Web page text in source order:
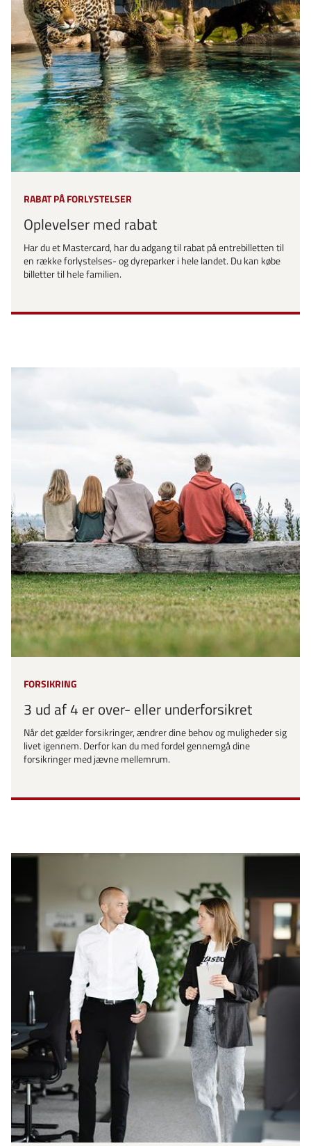
RABAT PÅ FORLYSTELSER
Oplevelser med rabat
Har du et Mastercard, har du adgang til rabat på entrebilletten til
en række forlystelses- og dyreparker i hele landet. Du kan købe
billetter til hele familien.
FORSIKRING
3 ud af 4 er over- eller underforsikret
Når det gælder forsikringer, ændrer dine behov og muligheder sig
livet igennem. Derfor kan du med fordel gennemgå dine
forsikringer med jævne mellemrum.